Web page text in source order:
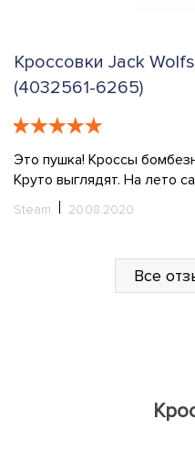
Кроссовки Jack
(4032561-6265)
Это пушка! Кроссы
Круто выглядят. На лето
Steam 20.08.2020
Все